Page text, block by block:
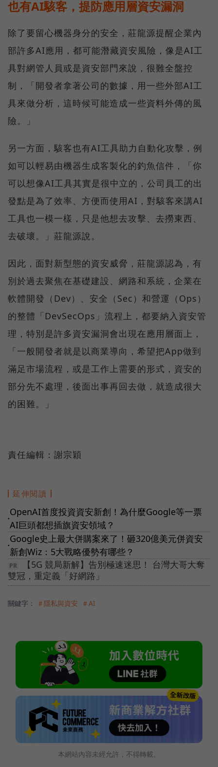
也有AI駭客，提防應用層資安漏洞
除了要留心機器身分的安全，莊龍源提醒企業內
部許多AI應用，都可能潛藏資安風險，像是AI工
具對網管人員或是資安部門來說，很難全盤控
制，「開發者拿著公司的數據，用一些外部AI工
具來做分析，這時候可能造成一些資料外傳的風
險。」
另一方面，駭客也有AI工具助力自動化攻擊，例
如可以輕易由機器生成客製化的釣魚信件，「你
可以想像AI工具其實是很中立的，公司員工的出
發點是為了效率、方便而使用AI，對駭客來講AI
工具也一模一樣，只是他想去攻擊、去撈東西、
去破壞。」莊龍源說。
因此，面對新型態的資安威脅，莊龍源認為，有
別於過去聚焦在基礎建設、網路和系統，企業在
軟體開發（Dev）、安全（Sec）和營運（Ops）
的整體「DevSecOps」流程上，都要納入資安管
理，特別是許多資安漏洞會出現在應用層面上，
「一般開發者就是以商業導向，希望把App做到
滿足市場流程，或是工作上需要的形式，資安的
部分先不處理，後面出事再回去做，就造成很大
的困難。」
責任編輯：謝宗穎
延伸閱讀
●
OpenAI首度投資資安新創！為什麼Google等一票
AI巨頭都想插旗資安領域？
●
Google史上最大併購案來了！砸320億美元併資安
新創Wiz：5大戰略優勢有哪些？
【5G 競局新解】告別極速迷思！ 台灣大哥大奪
雙冠，重定義「好網路」
關鍵字： ＃隱私與資安 ＃AI
本網站內容未經允許，不得轉載。